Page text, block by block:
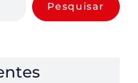
Pesquisar